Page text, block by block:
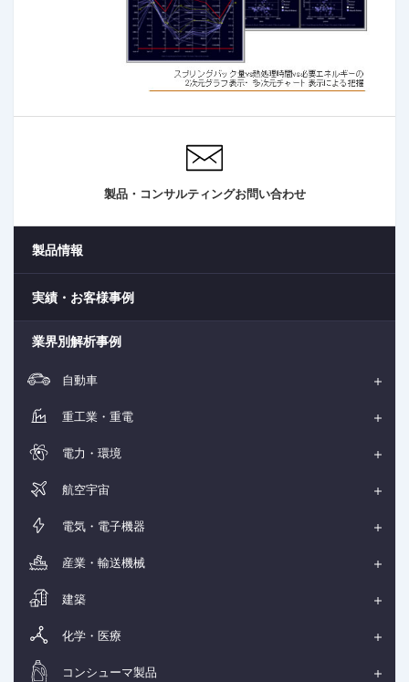
製品・コンサルティングお問い合わせ
製品情報
実績・お客様事例
業界別解析事例
自動車
重工業・重電
電力・環境
航空宇宙
電気・電子機器
産業・輸送機械
建築
化学・医療
コンシューマ製品